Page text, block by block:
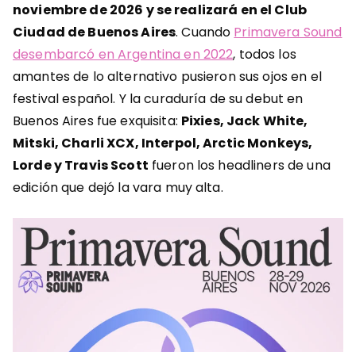
noviembre de 2026 y se realizará en el Club
Ciudad de Buenos Aires. Cuando Primavera Sound
desembarcó en Argentina en 2022, todos los
amantes de lo alternativo pusieron sus ojos en el
festival español. Y la curaduría de su debut en
Buenos Aires fue exquisita: Pixies, Jack White,
Mitski, Charli XCX, Interpol, Arctic Monkeys,
Lorde y Travis Scott fueron los headliners de una
edición que dejó la vara muy alta.